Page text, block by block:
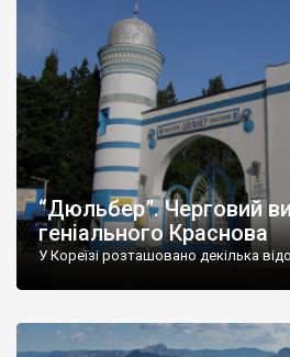
“Дюльбер”. Черговий
геніального Краснова
У Кореїзі розташовано декілька